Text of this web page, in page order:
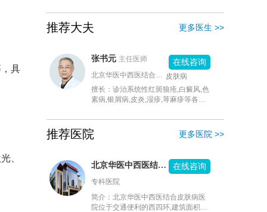
具
、
推荐大夫 更多医生 >>
张书元 主任医师
北京华医中西医结合皮肤病医院
皮肤病
在线咨询
擅长：诊治系统性红斑狼疮,白癜风,色
素病,银屑病,皮炎,湿疹,荨麻疹等各种
推荐医院 更多医院 >>
北京华医中西医结合皮肤病医院
专科医院
在线咨询
简介：北京华医中西医结合皮肤病医
院位于交通便利的西四环,建筑面积